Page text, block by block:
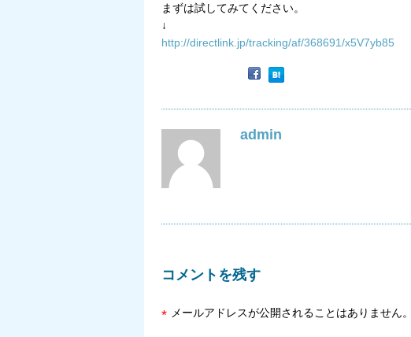
まずは試してみてください。
↓
http://directlink.jp/tracking/af/368691/x5V7yb85
admin
コメントを残す
メールアドレスが公開されることはありません。
*